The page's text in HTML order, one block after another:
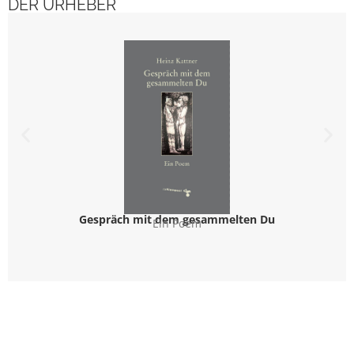
DER URHEBER
Gespräch mit dem gesammelten Du
Ein Poem